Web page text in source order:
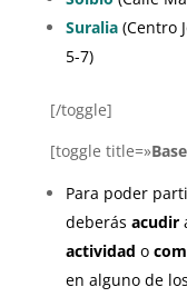
Suralia(Centro
5-7)
[/toggle]
[toggle title=»
Para poder
deberás acudir
actividad o
en alguno de los